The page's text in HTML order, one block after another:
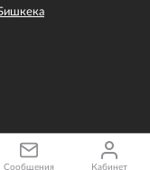
Сообщения Кабинет